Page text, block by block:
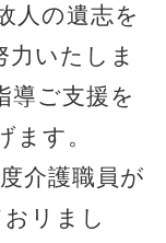
人の遺志を
いたしま
導ご支援を
す。
介護職員が
リまし